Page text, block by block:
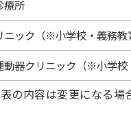
療所
ニック（※小学校・義務教
動器クリニック（※小学校
の内容は変更になる場